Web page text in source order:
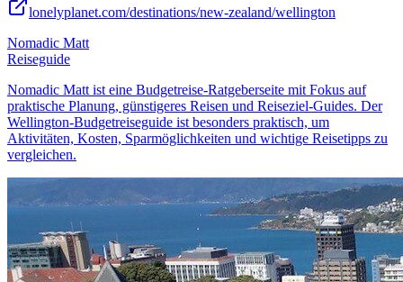
lonelyplanet.com/destinations/new-zealand/wellington
Nomadic Matt
Reiseguide
Nomadic Matt ist eine Budgetreise-Ratgeberseite mit Fokus auf
praktische Planung, günstigeres Reisen und Reiseziel-Guides. Der
Wellington-Budgetreiseguide ist besonders praktisch, um
Aktivitäten, Kosten, Sparmöglichkeiten und wichtige Reisetipps zu
vergleichen.